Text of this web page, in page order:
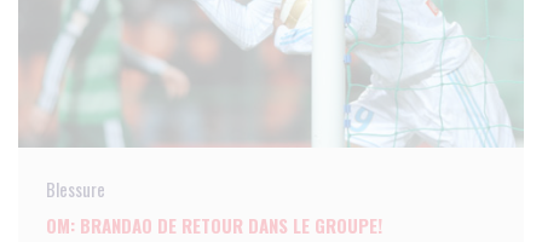
Blessure
OM: BRANDAO DE RETOUR DANS LE GROUPE!